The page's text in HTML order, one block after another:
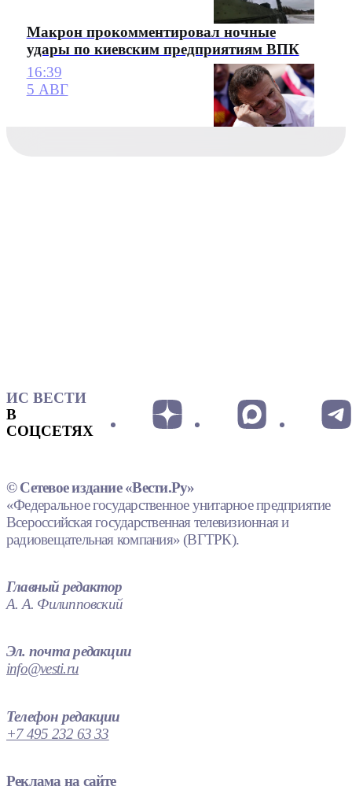
Макрон прокомментировал ночные
удары по киевским предприятиям ВПК
16:39
5 АВГ
ИС ВЕСТИ
В
СОЦСЕТЯХ
© Сетевое издание «Вести.Ру»
«Федеральное государственное унитарное предприятие
Всероссийская государственная телевизионная и
радиовещательная компания» (ВГТРК).
Главный редактор
А. А. Филипповский
Эл. почта редакции
info@vesti.ru
Телефон редакции
+7 495 232 63 33
Реклама на сайте